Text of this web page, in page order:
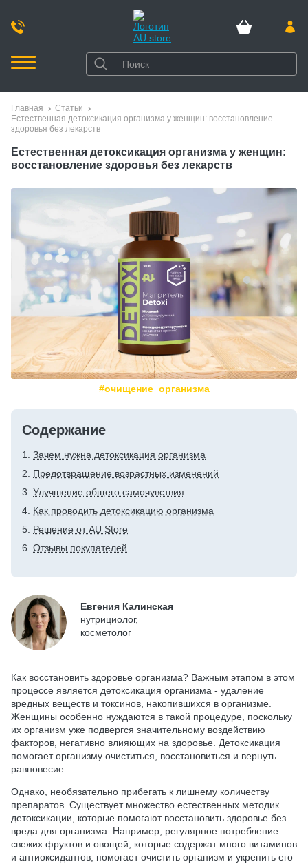
Главная
Статьи
Естественная детоксикация организма у женщин: восстановление
здоровья без лекарств
Естественная детоксикация организма у женщин:
восстановление здоровья без лекарств
#очищение_организма
Содержание
Зачем нужна детоксикация организма
Предотвращение возрастных изменений
Улучшение общего самочувствия
Как проводить детоксикацию организма
Решение от AU Store
Отзывы покупателей
Евгения Калинская
нутрициолог,
косметолог
Как восстановить здоровье организма? Важным этапом в этом
процессе является детоксикация организма - удаление
вредных веществ и токсинов, накопившихся в организме.
Женщины особенно нуждаются в такой процедуре, поскольку
их организм уже подвергся значительному воздействию
факторов, негативно влияющих на здоровье. Детоксикация
помогает организму очиститься, восстановиться и вернуть
равновесие.
Однако, необязательно прибегать к лишнему количеству
препаратов. Существует множество естественных методик
детоксикации, которые помогают восстановить здоровье без
вреда для организма. Например, регулярное потребление
свежих фруктов и овощей, которые содержат много витаминов
и антиоксидантов, помогает очистить организм и укрепить его